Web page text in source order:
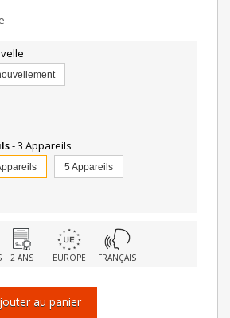
- 3 Appareils
5 Appareils
2 ANS EUROPE FRANÇAIS
au panier